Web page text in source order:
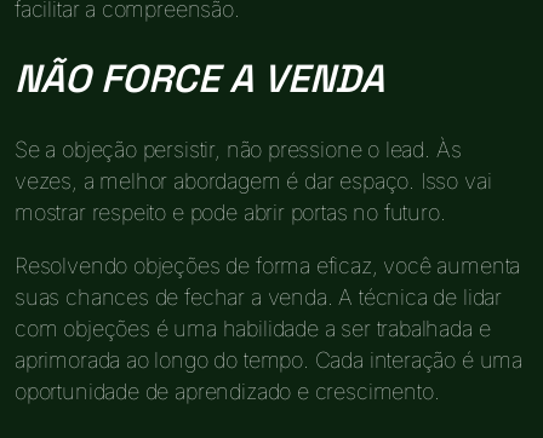
facilitar a compreensão.
NÃO FORCE A VENDA
Se a objeção persistir, não pressione o lead. Às
vezes, a melhor abordagem é dar espaço. Isso vai
mostrar respeito e pode abrir portas no futuro.
Resolvendo objeções de forma eficaz, você aumenta
suas chances de fechar a venda. A técnica de lidar
com objeções é uma habilidade a ser trabalhada e
aprimorada ao longo do tempo. Cada interação é uma
oportunidade de aprendizado e crescimento.